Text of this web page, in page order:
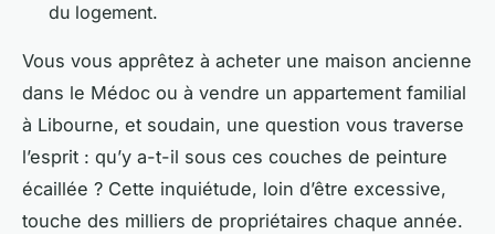
du logement.
Vous vous apprêtez à acheter une maison ancienne
dans le Médoc ou à vendre un appartement familial
à Libourne, et soudain, une question vous traverse
l’esprit : qu’y a-t-il sous ces couches de peinture
écaillée ? Cette inquiétude, loin d’être excessive,
touche des milliers de propriétaires chaque année.